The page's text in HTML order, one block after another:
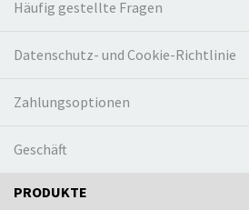
Häufig gestellte Fragen
Datenschutz- und Cookie-Richtlinie
Zahlungsoptionen
Geschäft
PRODUKTE